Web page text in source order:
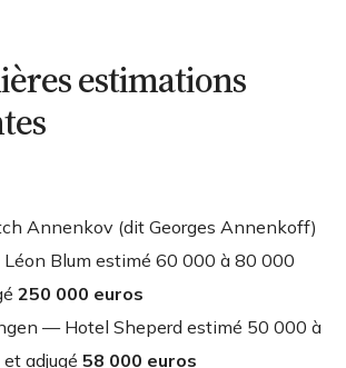
estimations
Annenkov (dit Georges Annenkoff)
Blum estimé 60 000 à 80 000
250 000 euros
— Hotel Sheperd estimé 50 000 à
adjugé 58 000 euros